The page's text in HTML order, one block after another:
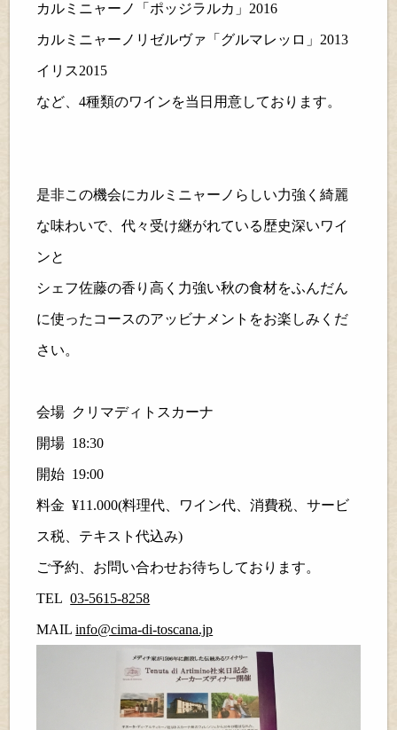
カルミニャーノ「ポッジラルカ」2016
カルミニャーノリゼルヴァ「グルマレッロ」2013
イリス2015
など、4種類のワインを当日用意しております。
是非この機会にカルミニャーノらしい力強く綺麗
な味わいで、代々受け継がれている歴史深いワイ
ンと
シェフ佐藤の香り高く力強い秋の食材をふんだん
に使ったコースのアッビナメントをお楽しみくだ
さい。
会場 クリマディトスカーナ
開場 18:30
開始 19:00
料金 ¥11.000(料理代、ワイン代、消費税、サービ
ス税、テキスト代込み)
ご予約、お問い合わせお待ちしております。
TEL 03-5615-8258
MAILinfo@cima-di-toscana.jp